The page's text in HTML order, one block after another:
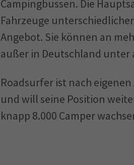
Campingbussen. Die
Fahrzeuge
Angebot. Sie können an
außer in Deutschland unter
Roadsurfer ist nach
und will seine Position
knapp 8.000 Camper